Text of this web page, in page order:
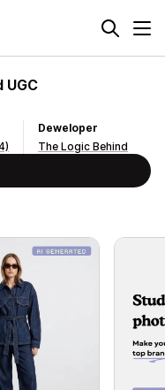
UGC
Deweloper
The Logic Behind